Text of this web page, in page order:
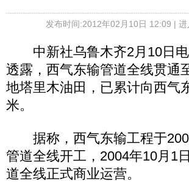
发布时间:2012年02月10日 12:09 | 进
中新社乌鲁木齐2月10日电
透露，西气东输管道全线贯通
地塔里木油田，已累计向西气
米。
据称，西气东输工程于
管道全线开工，2004年10月1
道全线正式商业运营。